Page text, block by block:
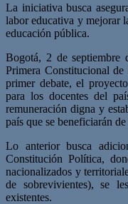
La iniciativa busca
labor educativa y mejorar
educación pública.
Bogotá, 2 de septiembre
Primera Constitucional de
primer debate, el
para los docentes del
remuneración digna y
país que se beneficiarán
Lo anterior busca
Constitución Política,
nacionalizados y
de sobrevivientes), se
existentes.